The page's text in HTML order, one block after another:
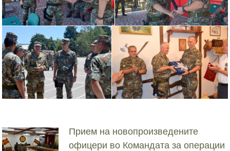
Прием на новопроизведените
офицери во Командата за операции